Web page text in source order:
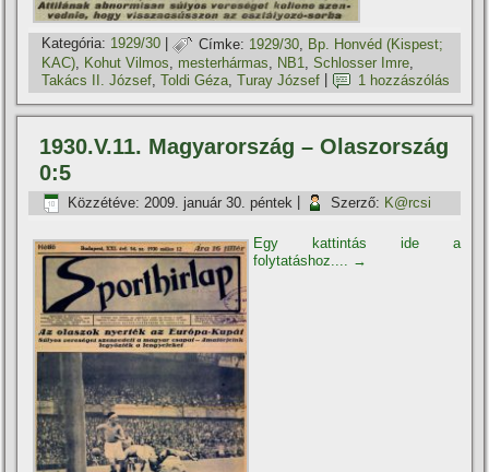
Kategória: 1929/30 | Címke: 1929/30 Bp. Honvéd (Kispest;
KAC), Kohut Vilmos, mesterhármas, NB1,Schlosser Imre,
Takács II. József ,Toldi Géza ,Turay József 1 hozzászólás
1930.V.11. Magyarország – Olaszország
0:5
Közzétéve: 2009. január 30. péntek Szerző: K@rcsi
Egy kattintás ide a
folytatáshoz.... →